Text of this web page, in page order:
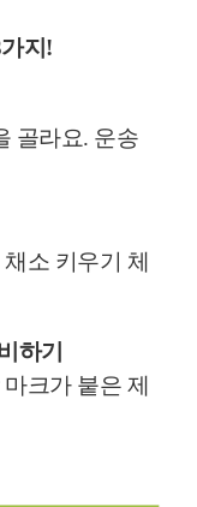
지!
골라요. 운송
소 키우기 체
하기
크가 붙은 제